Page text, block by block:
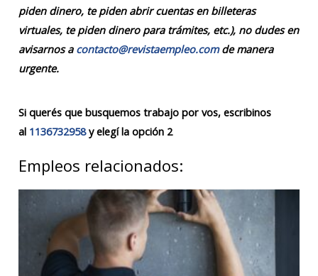
piden dinero, te piden abrir cuentas en billeteras
virtuales, te piden dinero para trámites, etc.), no dudes en
avisarnos a contacto@revistaempleo.comde manera
urgente.
Si querés que busquemos trabajo por vos, escribinos
al 1136732958y elegí la opción 2
Empleos relacionados: